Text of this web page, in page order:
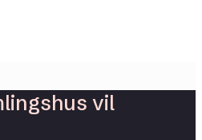
vil